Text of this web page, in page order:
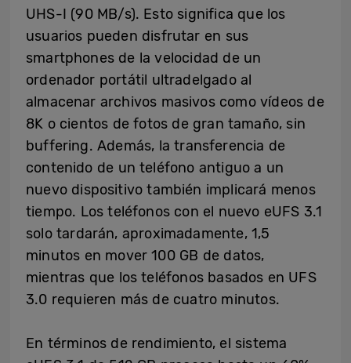
UHS-I (90 MB/s). Esto significa que los
usuarios pueden disfrutar en sus
smartphones de la velocidad de un
ordenador portátil ultradelgado al
almacenar archivos masivos como vídeos de
8K o cientos de fotos de gran tamaño, sin
buffering. Además, la transferencia de
contenido de un teléfono antiguo a un
nuevo dispositivo también implicará menos
tiempo. Los teléfonos con el nuevo eUFS 3.1
solo tardarán, aproximadamente, 1,5
minutos en mover 100 GB de datos,
mientras que los teléfonos basados ​​en UFS
3.0 requieren más de cuatro minutos.
En términos de rendimiento, el sistema